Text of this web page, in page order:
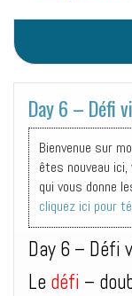
Day 6 – Défi
Bienvenue sur
êtes nouveau
qui vous donne
cliquez ici pour
Day 6 – Défi
Le défi –